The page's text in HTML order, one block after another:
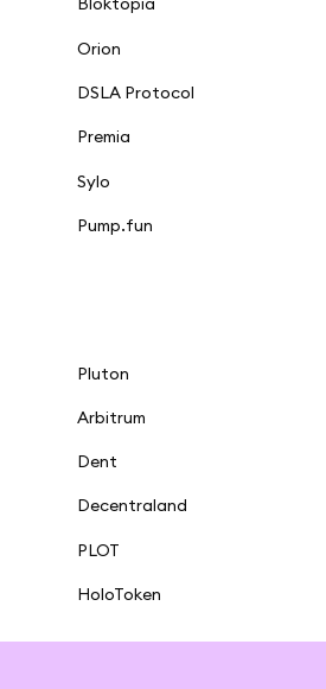
Bloktopia
Orion
DSLA Protocol
Premia
Sylo
Pump.fun
Pluton
Arbitrum
Dent
Decentraland
PLOT
HoloToken